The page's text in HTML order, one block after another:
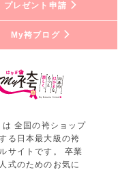
プレゼント申請
My袴ブログ
は 全国の袴ショップ
る日本最大級の袴
サイトです。 卒業
式のためのお気に